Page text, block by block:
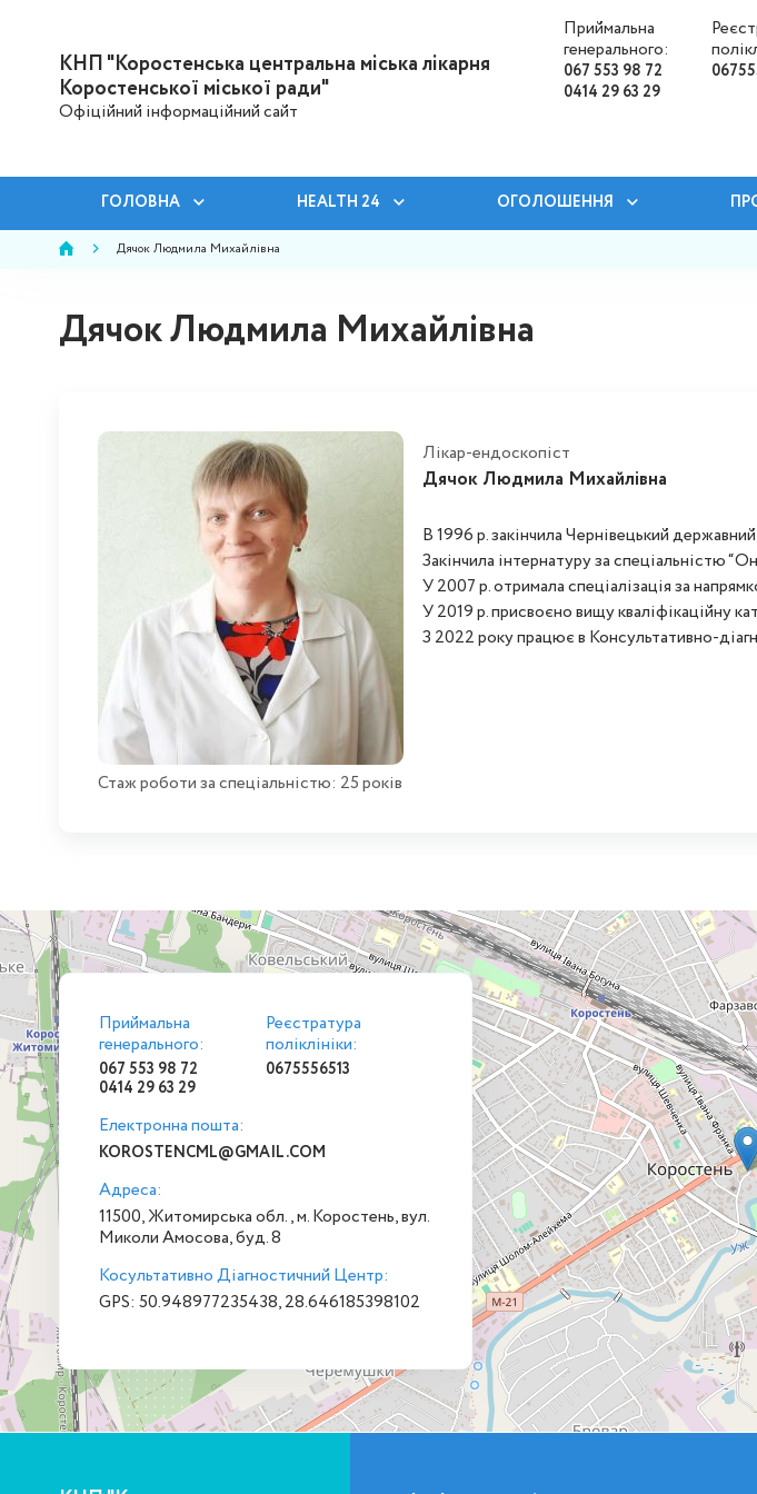
КНП "Коростенська центральна міська лікарня
Коростенської міської ради"
Офіційний інформаційний сайт
Приймальна
генерального:
067 553 98 72
0414 29 63 29
ГОЛОВНА HEALTH 24 ОГОЛОШЕННЯ
Дячок Людмила Михайлівна
Дячок Людмила Михайлівна
Стаж роботи за спеціальністю: 25 років
Лікар-ендоскопіст
Дячок Людмила Михайлівна
В 1996 р. закінчила Чернівецький
Закінчила інтернатуру за спеціальністю
У 2007 р. отримала спеціалізація за
У 2019 р. присвоєно вищу кваліфікаційну
З 2022 року працює в Консультативно-
Приймальна
генерального:
067 553 98 72
0414 29 63 29
Реєстратура
поліклініки:
0675556513
Електронна пошта:
KOROSTENCML@GMAIL.COM
Адреса:
11500, Житомирська обл., м. Коростень, вул.
Миколи Амосова, буд. 8
Косультативно Діагностичний Центр:
GPS: 50.948977235438, 28.646185398102